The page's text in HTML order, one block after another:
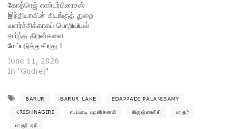
கோத்ரெஜ் எண்டர்பிரைசஸ்
இந்தியாவின் கிடங்குத் துறை
வளர்ச்சிக்காகப் பொறியியல்
சார்ந்த திறன்களை
மேம்படுத்துகிறது !
June 11, 2026
In "Godrej"
BARUR BARUR LAKE EDAPPADI PALANISAMY
KRISHNAGIRI எடப்பாடி பழனிச்சாமி கிருஷ்ணகிரி பாரூர்
பாரூர் ஏரி